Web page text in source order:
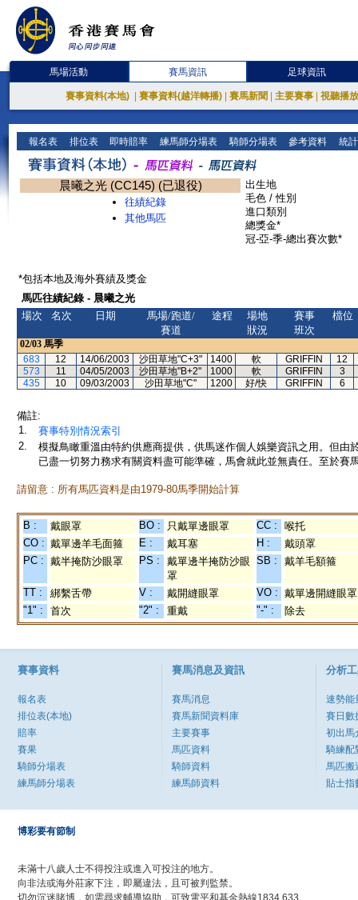
馬場活動 賽馬資訊 足球資訊
賽事資料(本地) 賽事資料(越洋轉播) 賽馬新聞 主要賽事 視聽播
報名表 排位表 即時賠率 練馬師分場表 騎師分場表 參考資料 統
晨曦之光 (CC145) (已退役)
往績紀錄
其他馬匹
出生地
毛色 / 性別
進口類別
總獎金*
冠-亞-季-總出賽次數*
*包括本地及海外賽績及獎金
馬匹往績紀錄 - 晨曦之光
場次
名次 日期
馬場/跑道/
賽道
途程
場地
狀況
賽事
班次
檔位
02/03 馬季
683
12 14/06/2003 沙田草地"C+3" 1400 軟 GRIFFIN
12
573
11 04/05/2003 沙田草地"B+2" 1000 軟 GRIFFIN
3
435
10 09/03/2003 沙田草地"C" 1200 好/快 GRIFFIN 6
備註:
1.
賽事特別情況索引
2.
模擬鳥瞰重溫由特約供應商提供，供馬迷作個人娛樂資訊之用。但
已盡一切努力務求有關資料盡可能準確，馬會就此並無責任。至於賽
請留意 : 所有馬匹資料是由1979-80馬季開始計算
B : 戴眼罩 BO : 只戴單邊眼罩 CC :
喉托
CO : 戴單邊羊毛面箍 E : 戴耳塞 H :
戴頭罩
PC : 戴半掩防沙眼罩 PS :
戴單邊半掩防沙眼
罩
SB : 戴羊毛額箍
TT : 綁繫舌帶 V : 戴開縫眼罩 VO : 戴單邊開縫眼罩
"1" :
首次 "2" : 重戴 "-" : 除去
賽事資料
報名表
排位表(本地)
賠率
賽果
騎師分場表
練馬師分場表
賽馬消息及資訊
賽馬消息
賽馬新聞資料庫
主要賽事
馬匹資料
騎師資料
練馬師資料
分析
速勢能
賽日數
初出馬
騎練配
馬匹搬
貼士指
博彩要有節制
未滿十八歲人士不得投注或進入可投注的地方。
向非法或海外莊家下注，即屬違法，且可被判監禁。
切勿沉迷賭博，如需尋求輔導協助，可致電平和基金熱線1834 633。